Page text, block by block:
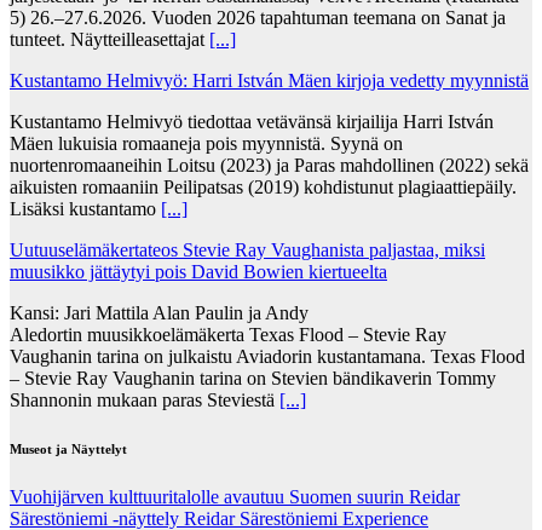
5) 26.–27.6.2026. Vuoden 2026 tapahtuman teemana on Sanat ja
tunteet. Näytteilleasettajat [...]
Kustantamo Helmivyö: Harri István Mäen kirjoja vedetty myynnistä
Kustantamo Helmivyö tiedottaa vetävänsä kirjailija Harri István
Mäen lukuisia romaaneja pois myynnistä. Syynä on
nuortenromaaneihin Loitsu (2023) ja Paras mahdollinen (2022) sekä
aikuisten romaaniin Peilipatsas (2019) kohdistunut plagiaattiepäily.
Lisäksi kustantamo [...]
Uutuuselämäkertateos Stevie Ray Vaughanista paljastaa, miksi
muusikko jättäytyi pois David Bowien kiertueelta
Kansi: Jari Mattila Alan Paulin ja Andy
Aledortin muusikkoelämäkerta Texas Flood – Stevie Ray
Vaughanin tarina on julkaistu Aviadorin kustantamana. Texas Flood
– Stevie Ray Vaughanin tarina on Stevien bändikaverin Tommy
Shannonin mukaan paras Steviestä [...]
Museot ja Näyttelyt
Vuohijärven kulttuuritalolle avautuu Suomen suurin Reidar
Särestöniemi -näyttely Reidar Särestöniemi Experience